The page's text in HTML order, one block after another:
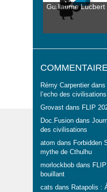
Guillaume Lucbert
Rémy Carpentierdans
l’echo des civilisations
Grovastdans FLIP
Doc.Fusiondans
des civilisations
atom dans Forbidden
mythe de Cthulhu
morlockbobdans
bouillant
cats dans Ratapolis :